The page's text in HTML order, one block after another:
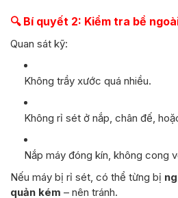
🔍 Bí quyết 2: Kiểm tra bề
Quan sát kỹ:
Không trầy xước quá nhiều.
Không rỉ sét ở nắp, chân đế,
Nắp máy đóng kín, không cong
Nếu máy bị rỉ sét, có thể từng bị
quản kém – nên tránh.